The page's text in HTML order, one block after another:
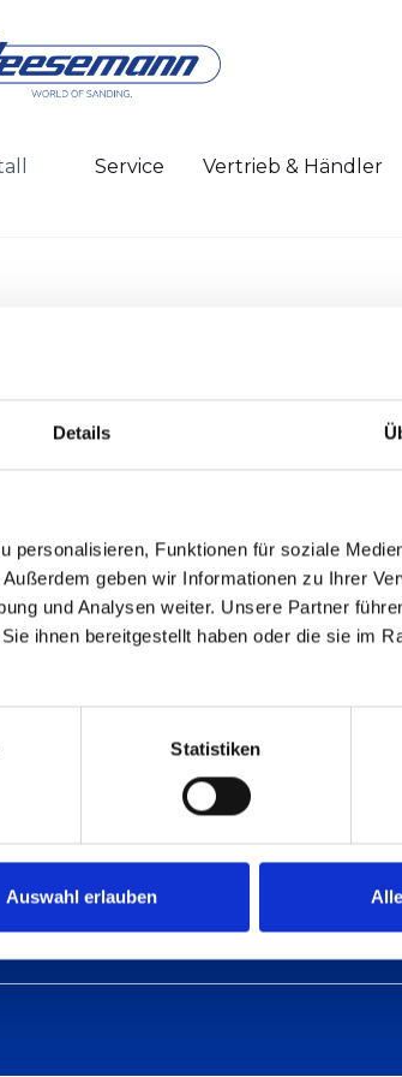
Details
personalisieren, Funktionen für soziale
geben wir Informationen zu Ihrer
und Analysen weiter. Unsere Partner
ihnen bereitgestellt haben oder die sie im
Statistiken
Auswahl erlauben
Service Vertrieb & Händler
Zum Seitenanfang
Home
Kontakt
Vertrieb
Downloads
Unternehmen